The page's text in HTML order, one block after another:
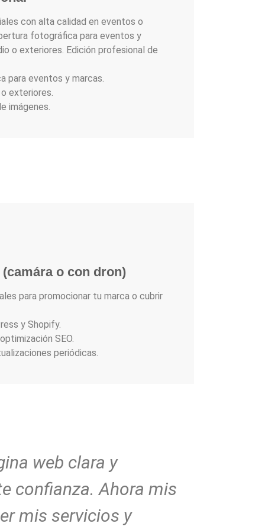
con alta calidad en eventos o
fotográfica para eventos y
o exteriores. Edición profesional de
para eventos y marcas.
exteriores.
imágenes.
o con dron)
para promocionar tu marca o cubrir
y Shopify.
SEO.
periódicas.
web clara y
confianza. Ahora mis
mis servicios y